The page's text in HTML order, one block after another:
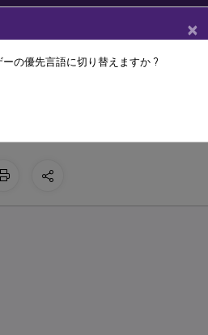
プの管理
×
の優先言語に切り替えますか ?